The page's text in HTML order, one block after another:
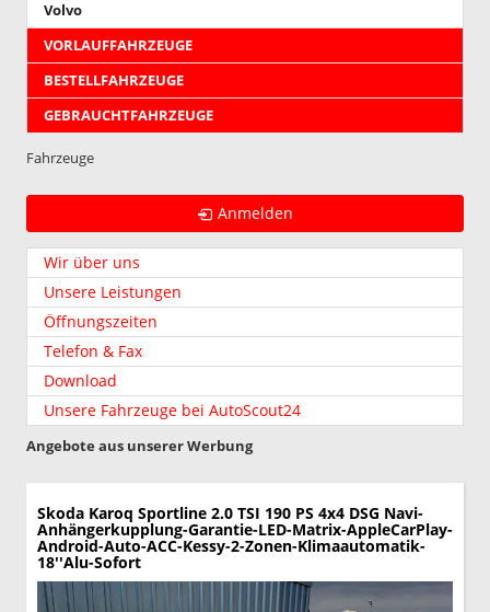
Volvo
VORLAUFFAHRZEUGE
BESTELLFAHRZEUGE
GEBRAUCHTFAHRZEUGE
Fahrzeuge
Anmelden
Wir über uns
Unsere Leistungen
Öffnungszeiten
Telefon & Fax
Download
Unsere Fahrzeuge bei AutoScout24
Angebote aus unserer Werbung
Skoda Karoq Sportline 2.0 TSI 190 PS 4x4 DSG Navi-
Anhängerkupplung-Garantie-LED-Matrix-AppleCarPlay-
Android-Auto-ACC-Kessy-2-Zonen-Klimaautomatik-
18''Alu-Sofort